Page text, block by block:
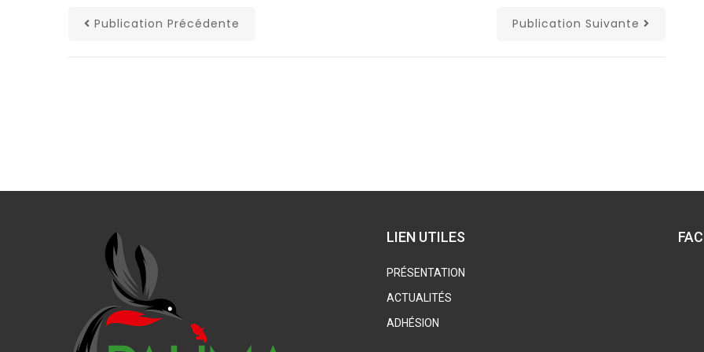
Publication Précédente Publication Suivante
LIEN UTILES
PRÉSENTATION
ACTUALITÉS
ADHÉSION